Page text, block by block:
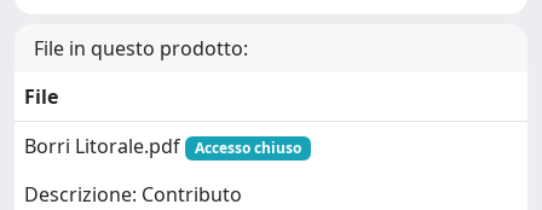
File in questo prodotto:
File
Borri Litorale.pdf
Accesso chiuso
Descrizione: Contributo